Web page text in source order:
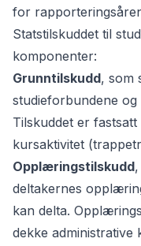
for
Statstilskuddet til
komponenter:
Grunntilskudd, som
studieforbundene og
Tilskuddet er
kursaktivitet
Opplæringstilskudd
deltakernes
kan delta.
dekke